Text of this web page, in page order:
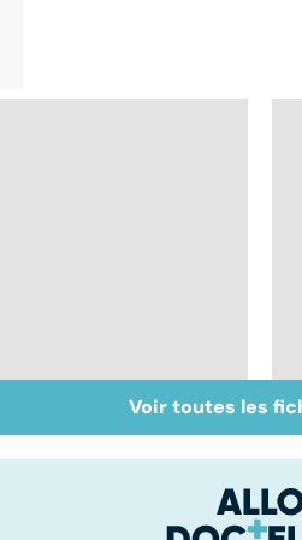
Muscler ses abdos
pour retrouver un
Voir toutes les